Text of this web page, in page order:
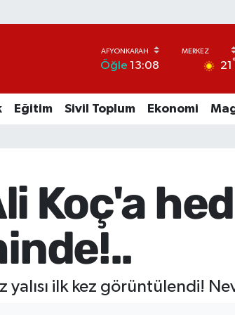
Öğle 13:08 21 °
Eğitim Sivil Toplum Ekonomi
Koç'a
ilk kez görüntülendi!